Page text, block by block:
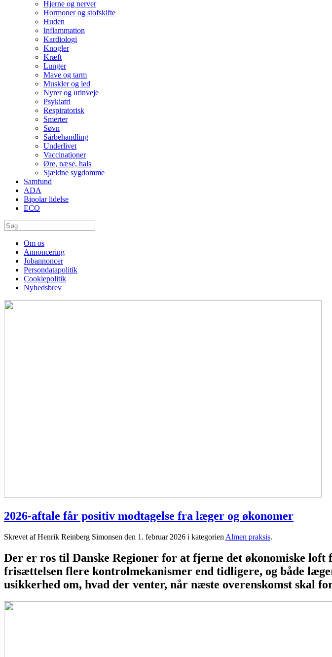
Hjerne og nerver
Hormoner og stofskifte
Huden
Inflammation
Kardiologi
Knogler
Kræft
Lunger
Mave og tarm
Muskler og led
Nyrer og urinveje
Psykiatri
Respiratorisk
Smerter
Søvn
Sårbehandling
Underlivet
Vaccinationer
Øre, næse, hals
Sjældne sygdomme
Samfund
ADA
Bipolar lidelse
ECO
Om os
Annoncering
Jobannoncer
Persondatapolitik
Cookiepolitik
Nyhedsbrev
2026-aftale får positiv modtagelse fra læger og økonomer
Skrevet af Henrik Reinberg Simonsen den 1. februar 2026 i kategorien Almen praksis.
Der er ros til Danske Regioner for at fjerne det økonomiske
frisættelsen flere kontrolmekanismer end tidligere, og både
usikkerhed om, hvad der venter, når næste overenskomst skal